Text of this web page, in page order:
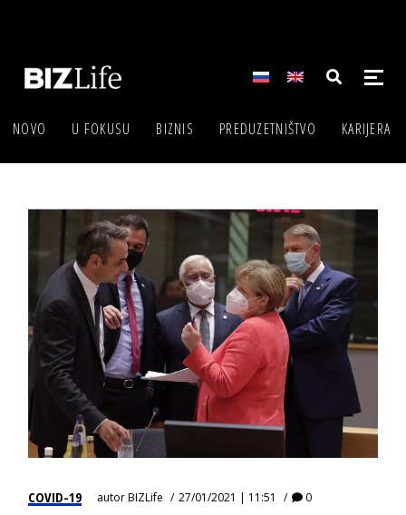
NOVO U FOKUSU BIZNIS PREDUZETNIŠTVO KARIJERA
COVID-19 autorBIZLife 27/01/2021 | 11:51 0